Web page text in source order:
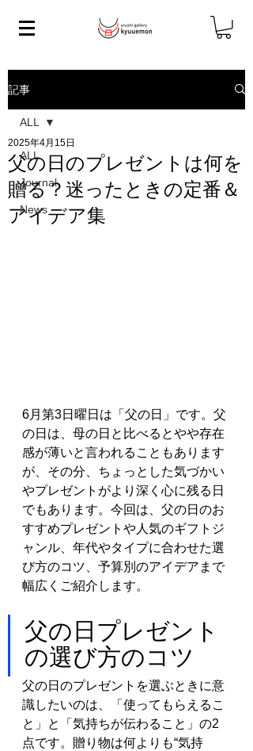
記事
ALL
Journal
News
ALL
父の日のプレゼントは何を
贈る？迷ったときの定番＆
アイデア集
2025年4月15日
6月第3日曜日は「父の日」です。父
の日は、母の日と比べるとやや存在
感が薄いと言われることもあります
が、その分、ちょっとした気づかい
やプレゼントがより深く心に残る日
でもあります。今回は、父の日のお
すすめプレゼントや人気のギフトジ
ャンル、年代やタイプに合わせた選
び方のコツ、予算別のアイデアまで
幅広くご紹介します。
父の日プレゼント
の選び方のコツ
父の日のプレゼントを選ぶときに意
識したいのは、「使ってもらえるこ
と」と「気持ちが伝わること」の2
点です。贈り物は何よりも“気持